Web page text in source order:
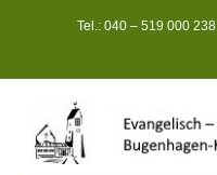
Tel.: 040 – 519 000 238